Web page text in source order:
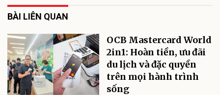
BÀI LIÊN QUAN
OCB Mastercard World
2in1: Hoàn tiền, ưu đãi
du lịch và đặc quyền
trên mọi hành trình
sống